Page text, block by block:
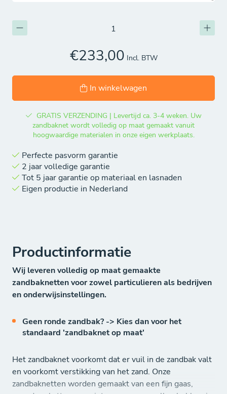
€233,00 Incl. BTW
In winkelwagen
GRATIS VERZENDING | Levertijd ca. 3-4 weken. Uw
zandbaknet wordt volledig op maat gemaakt vanuit
hoogwaardige materialen in onze eigen werkplaats.
Perfecte pasvorm garantie
2 jaar volledige garantie
Tot 5 jaar garantie op materiaal en lasnaden
Eigen productie in Nederland
Productinformatie
Wij leveren volledig op maat gemaakte
zandbaknetten voor zowel particulieren als bedrijven
en onderwijsinstellingen.
Geen ronde zandbak? -> Kies dan voor het
standaard 'zandbaknet op maat'
Het zandbaknet voorkomt dat er vuil in de zandbak valt
en voorkomt verstikking van het zand. Onze
zandbaknetten worden gemaakt van een fijn gaas,